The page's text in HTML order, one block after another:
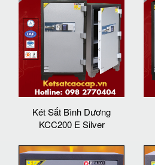
Két Sắt Bình Dương
KCC200 E Silver